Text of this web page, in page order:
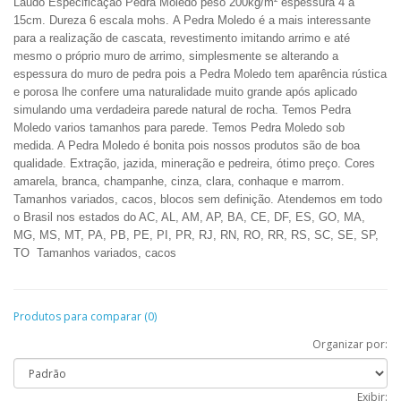
15cm. Dureza 6 escala mohs. A Pedra Moledo é a mais interessante
para a realização de cascata, revestimento imitando arrimo e até
mesmo o próprio muro de arrimo, simplesmente se alterando a
espessura do muro de pedra pois a Pedra Moledo tem aparência rústica
e porosa lhe confere uma naturalidade muito grande após aplicado
simulando uma verdadeira parede natural de rocha. Temos Pedra
Moledo varios tamanhos para parede. Temos Pedra Moledo sob
medida. A Pedra Moledo é bonita pois nossos produtos são de boa
qualidade. Extração, jazida, mineração e pedreira, ótimo preço. Cores
amarela, branca, champanhe, cinza, clara, conhaque e marrom.
Tamanhos variados, cacos, blocos sem definição. Atendemos em todo
o Brasil nos estados do AC, AL, AM, AP, BA, CE, DF, ES, GO, MA,
MG, MS, MT, PA, PB, PE, PI, PR, RJ, RN, RO, RR, RS, SC, SE, SP,
TO Tamanhos variados, cacos
Produtos para comparar (0)
Organizar por:
Exibir: